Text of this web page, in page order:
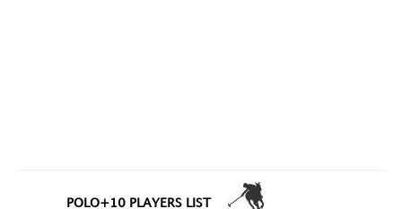
POLO+10 PLAYERS LIST